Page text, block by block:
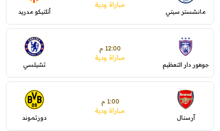
مانشستر سيتي
مباراة ودية
أتلتيكو مدريد
جوهور دار التعظيم
12:00 م
مباراة ودية
تشيلسي
آرسنال
1:00 م
مباراة ودية
دورتموند